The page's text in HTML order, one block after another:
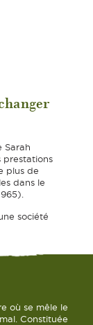
Sarah
prestations
plus de
dans le
société
où se mêle le
Constituée